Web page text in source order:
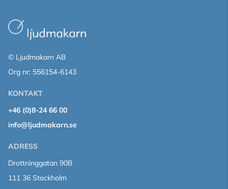
© Ljudmakarn AB
Org nr: 556154-6143
KONTAKT
+46 (0)8-24 66 00
info@ljudmakarn.se
ADRESS
Drottninggatan 90B
111 36 Stockholm